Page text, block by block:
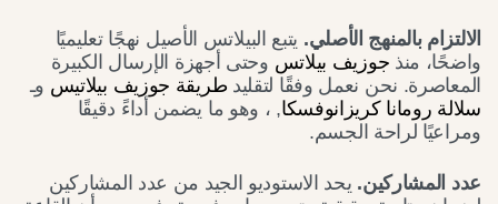
الالتزام بالمنهج الأصلي. يتبع البيلاتس الأصيل نهجًا تعليميًا
واضحًا، منذ جوزيف بيلاتس وحتى أجهزة الإرسال الكبيرة
المعاصرة. نحن نعمل وفقًا لتقليد طريقة جوزيف بيلاتيس وـ
سلالة رومانا كريزانوفسكا, ، وهو ما يضمن أداءً دقيقًا
ومراعيًا لراحة الجسم.
عدد المشاركين. يحد الاستوديو الجيد من عدد المشاركين